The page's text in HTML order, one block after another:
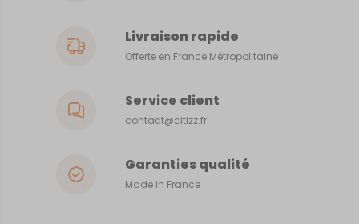
Livraison rapide
Offerte en France Métropolitaine
Service client
contact@citizz.fr
Garanties qualité
Made in France